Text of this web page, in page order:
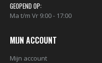
GEOPEND OP:
Ma t/m Vr 9:00 - 17:00
MIJN ACCOUNT
Mijn account